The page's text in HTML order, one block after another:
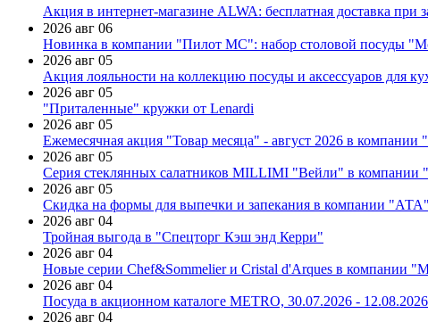
Акция в интернет-магазине ALWA: бесплатная доставка при
2026 авг 06
Новинка в компании "Пилот МС": набор столовой посуды
2026 авг 05
Акция лояльности на коллекцию посуды и аксессуаров для
2026 авг 05
"Приталенные" кружки от Lenardi
2026 авг 05
Ежемесячная акция "Товар месяца" - август 2026 в компании
2026 авг 05
Серия стеклянных салатников MILLIMI "Вейли" в компании
2026 авг 05
Скидка на формы для выпечки и запекания в компании "АТА"
2026 авг 04
Тройная выгода в "Спецторг Кэш энд Керри"
2026 авг 04
Новые серии Chef&Sommelier и Cristal d'Arques в компании
2026 авг 04
Посуда в акционном каталоге METRO, 30.07.2026 - 12.08.2026
2026 авг 04